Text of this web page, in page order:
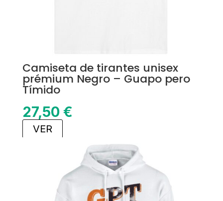
Camiseta de tirantes unisex
prémium Negro – Guapo pero
Tímido
27,50 €
VER